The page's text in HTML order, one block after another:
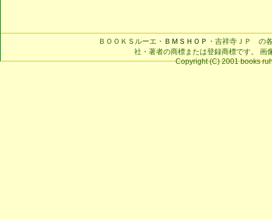
ＢＯＯＫＳルーエ・ ＢＭＳＨＯＰ ・吉祥寺ＪＰ の
社・著者の商標または登録商標です。 画
Copyright (C) 2001 books